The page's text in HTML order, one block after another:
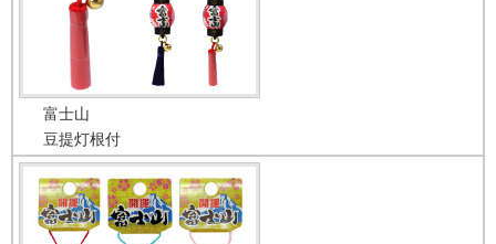
富士山
豆提灯根付